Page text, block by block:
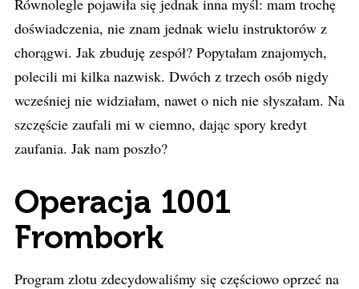
Równolegle pojawiła się jednak inna myśl: mam trochę
doświadczenia, nie znam jednak wielu instruktorów z
chorągwi. Jak zbuduję zespół? Popytałam znajomych,
polecili mi kilka nazwisk. Dwóch z trzech osób nigdy
wcześniej nie widziałam, nawet o nich nie słyszałam. Na
szczęście zaufali mi w ciemno, dając spory kredyt
zaufania. Jak nam poszło?
Operacja 1001
Frombork
Program zlotu zdecydowaliśmy się częściowo oprzeć na